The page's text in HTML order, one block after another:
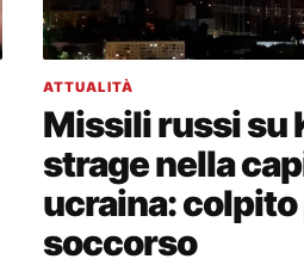
ATTUALITÀ
Missili russi su
strage nella
ucraina:
soccorso